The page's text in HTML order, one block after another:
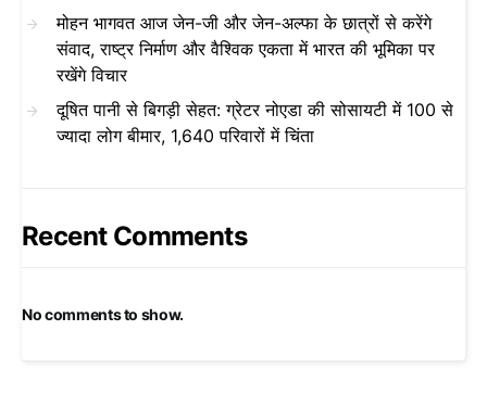
मोहन भागवत आज जेन-जी और जेन-अल्फा के छात्रों से करेंगे
संवाद, राष्ट्र निर्माण और वैश्विक एकता में भारत की भूमिका पर
रखेंगे विचार
दूषित पानी से बिगड़ी सेहत: ग्रेटर नोएडा की सोसायटी में 100 से
ज्यादा लोग बीमार, 1,640 परिवारों में चिंता
Recent Comments
No comments to show.